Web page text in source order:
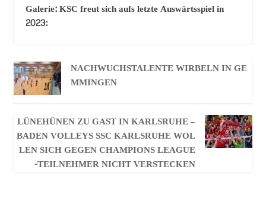
Galerie: KSC freut sich aufs letzte Auswärtsspiel in
2023:
NACHWUCHSTALENTE WIRBELN IN GE
MMINGEN
LÜNEHÜNEN ZU GAST IN KARLSRUHE –
BADEN VOLLEYS SSC KARLSRUHE WOL
LEN SICH GEGEN CHAMPIONS LEAGUE
-TEILNEHMER NICHT VERSTECKEN